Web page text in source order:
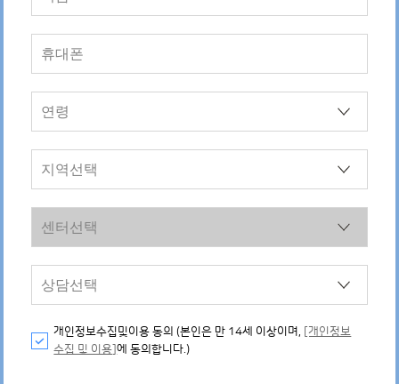
개인정보수집및이용 동의 (본인은 만 14세 이상이며,
[개인정보
수집 및 이용]에 동의합니다.)